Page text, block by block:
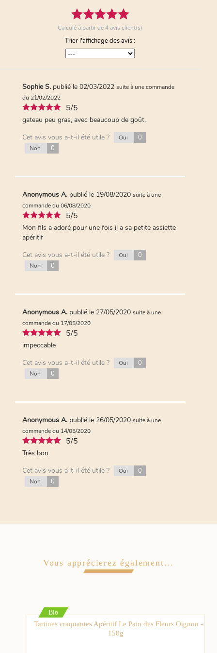
5/5
Non 0
Anonymous A.publié le 26/05/2020
suite à
une commande du 14/05/2020
Non 0
Calculé à partir de4 avis client(s)
Trier l'affichage des avis :
Sophie S. publié le 02/03/2022 suite à une commande
du 21/02/2022
5/5
gateau peu gras, avec beaucoup de goût.
Cet avis vous a-t-il été utile ?
Oui 0
Non 0
Anonymous A. publié le 19/08/2020 suite à une
commande du 06/08/2020
5/5
Mon fils a adoré pour une fois il a sa petite assiette
apéritif
Cet avis vous a-t-il été utile ?
Oui 0
Non 0
Anonymous A. publié le 27/05/2020 suite à une
commande du 17/05/2020
5/5
impeccable
Cet avis vous a-t-il été utile ?
Oui 0
Non 0
Anonymous A. publié le 26/05/2020 suite à une
commande du 14/05/2020
5/5
Très bon
Cet avis vous a-t-il été utile ?
Oui 0
Non 0
Vous apprécierez également...
Bio
Tartines craquantes Apéritif Le Pain des Fleurs Oignon -
150g